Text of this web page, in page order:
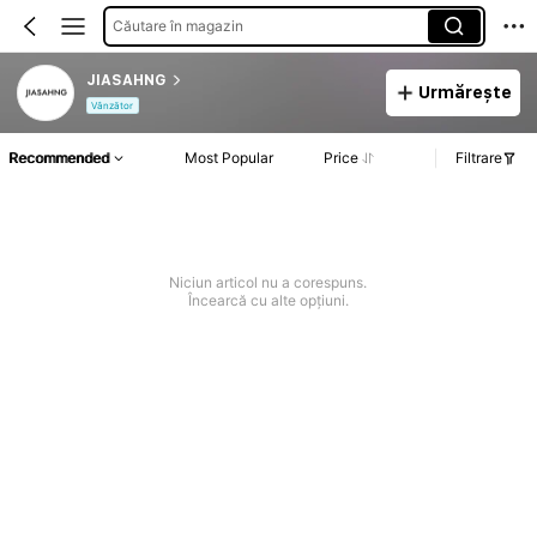
Căutare în magazin
JIASAHNG
Vânzător
Urmărește
Recommended Most Popular Price Filtrare
Niciun articol nu a corespuns.
Încearcă cu alte opțiuni.